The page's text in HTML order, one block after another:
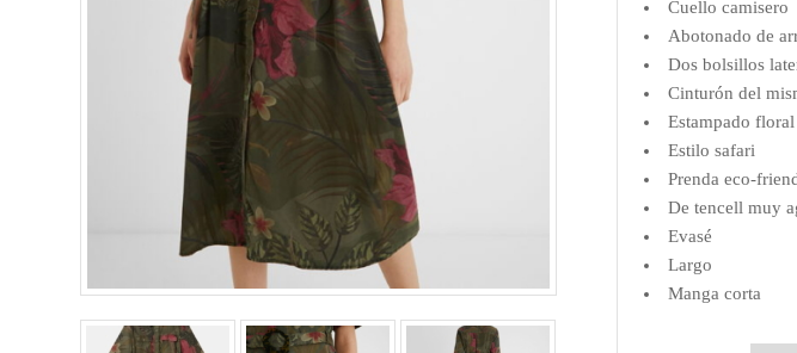
Cuello camisero
Abotonado de
Dos bolsillos
Cinturón del
Estampado
Estilo safari
Prenda eco-
De tencell muy
Evasé
Largo
Manga corta